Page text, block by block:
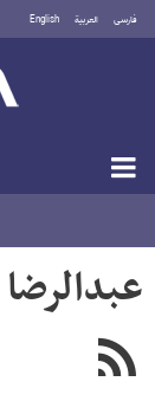
فارسی العربية English